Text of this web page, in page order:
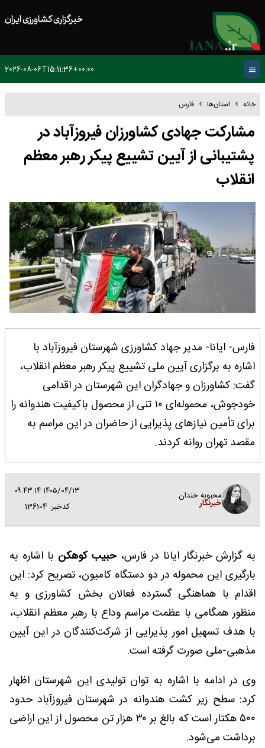
خبرگزاری کشاورزی ایران
2026-08-06T15:11:36+00:00
خانه استان‌ها فارس
مشارکت جهادی کشاورزان فیروزآباد در
پشتیبانی از آیین تشییع پیکر رهبر معظم
انقلاب
فارس- ایانا- مدیر جهاد کشاورزی شهرستان فیروزآباد با
اشاره به برگزاری آیین ملی تشییع پیکر رهبر معظم انقلاب،
گفت: کشاورزان و جهادگران این شهرستان در اقدامی
خودجوش، محموله‌ای ۱۰ تنی از محصول باکیفیت هندوانه را
برای تأمین نیازهای پذیرایی از حاضران در این مراسم به
مقصد تهران روانه کردند.
محبوبه خندان
خبرنگار
۱۴۰۵/۰۴/۱۳ ۰۹:۴۳:۱۴
کدخبر: 136104
به گزارش خبرنگار ایانا در فارس،حبیب کوهکن با اشاره به
بارگیری این محموله در دو دستگاه کامیون، تصریح کرد: این
اقدام با هماهنگی گسترده فعالان بخش کشاورزی و به
منظور همگامی با عظمت مراسم وداع با رهبر معظم انقلاب،
با هدف تسهیل امور پذیرایی از شرکت‌کنندگان در این آیین
مذهبی-ملی صورت گرفته است.
وی در ادامه با اشاره به توان تولیدی این شهرستان اظهار
کرد: سطح زیر کشت هندوانه در شهرستان فیروزآباد حدود
۵۰۰ هکتار است که بالغ بر ۳۰ هزار تن محصول از این اراضی
برداشت می‌شود.